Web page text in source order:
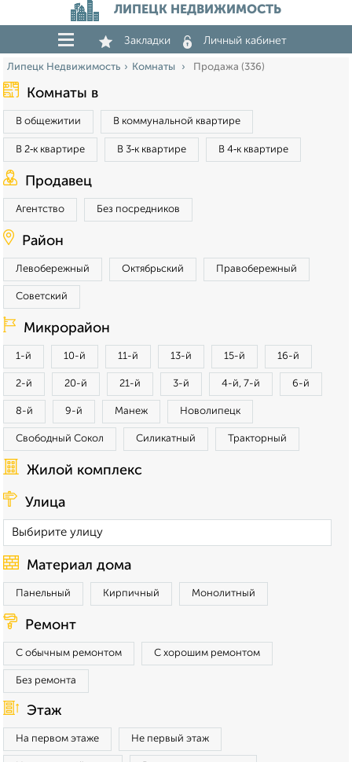
ЛИПЕЦК НЕДВИЖИМОСТЬ
Закладки Личный кабинет
Липецк Недвижимость Комнаты Продажа (336)
Комнаты в
В общежитии В коммунальной квартире
В 2‑к квартире В 3‑к квартире В 4‑к квартире
Продавец
Агентство Без посредников
Район
Левобережный Октябрьский Правобережный
Советский
Микрорайон
1-й 10-й 11-й 13-й 15-й 16-й
2-й 20-й 21-й 3-й 4-й, 7-й 6-й
8-й 9-й Манеж Новолипецк
Свободный Сокол Силикатный Тракторный
Жилой комплекс
Улица
Материал дома
Панельный Кирпичный Монолитный
Ремонт
С обычным ремонтом С хорошим ремонтом
Без ремонта
Этаж
На первом этаже Не первый этаж